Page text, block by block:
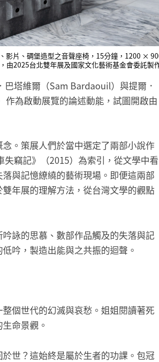
影片、碉堡造型之音聲座椅，15分鐘，1200 ×
由2025台北雙年展及國家文化藝術基金會委託製
巴塔維爾（Sam Bardaouil）與提爾．
為啟動展覽的論述動能，試圖開啟由
。策展人們於當中選定了兩部小說作
竊記》（2015）為索引，從文學中看
與記憶繚繞的藝術現場。即便這兩部
年展的理解方法，從台灣文學的觀點
詠的思慕、數部作品觸及的失落與記
吟，製造出能與之共振的迴聲。
個世代的幻滅與哀愁。姐姐閱讀著死
命景觀。
世？這始終是屬於生者的功課。包冠